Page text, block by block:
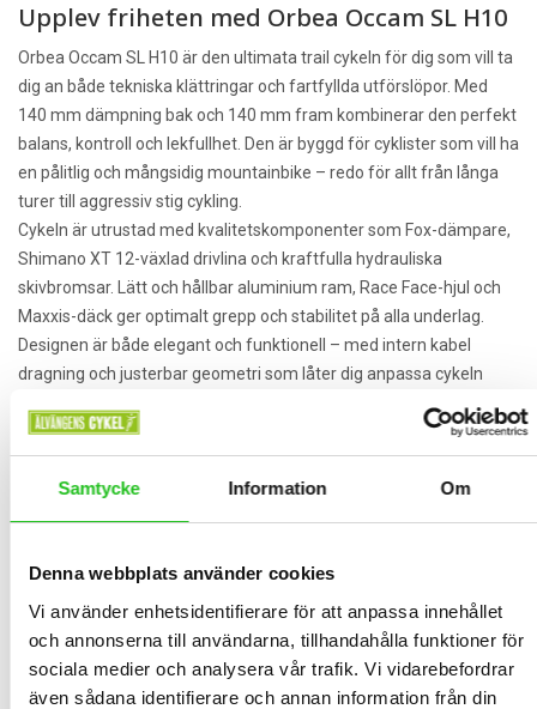
Samtycke Information Om
Denna webbplats använder cookies
Vi använder enhetsidentifierare för att anpassa innehållet
och annonserna till användarna, tillhandahålla funktioner för
sociala medier och analysera vår trafik. Vi vidarebefordrar
även sådana identifierare och annan information från din
Upplev friheten med Orbea Occam SL H10
Orbea Occam SL H10 är den ultimata trail cykeln för dig som vill ta
dig an både tekniska klättringar och fartfyllda utförslöpor. Med
140 mm dämpning bak och 140 mm fram kombinerar den perfekt
balans, kontroll och lekfullhet. Den är byggd för cyklister som vill ha
en pålitlig och mångsidig mountainbike – redo för allt från långa
turer till aggressiv stig cykling.
Cykeln är utrustad med kvalitetskomponenter som Fox-dämpare,
Shimano XT 12-växlad drivlina och kraftfulla hydrauliska
skivbromsar. Lätt och hållbar aluminium ram, Race Face-hjul och
Maxxis-däck ger optimalt grepp och stabilitet på alla underlag.
Designen är både elegant och funktionell – med intern kabel
dragning och justerbar geometri som låter dig anpassa cykeln
Fördelar i korthet:
Shimano XT 12-växlad drivlina för smidig växling
Fox 36-gaffel och Fox Float X-dämpare för premium
fjädring
Race Face tubeless-hjul med Maxxis Assegai/Minion-däck